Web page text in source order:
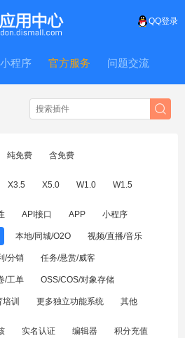
QQ登录
小程序 官方服务 问题交流
纯免费 含免费
X3.5 X5.0 W1.0 W1.5
API接口 APP 小程序
本地/同城/O2O 视频/直播/音乐
/分销 任务/悬赏/威客
/工单 OSS/COS/对象存储
训 更多独立功能系统 其他
实名认证 编辑器 积分充值